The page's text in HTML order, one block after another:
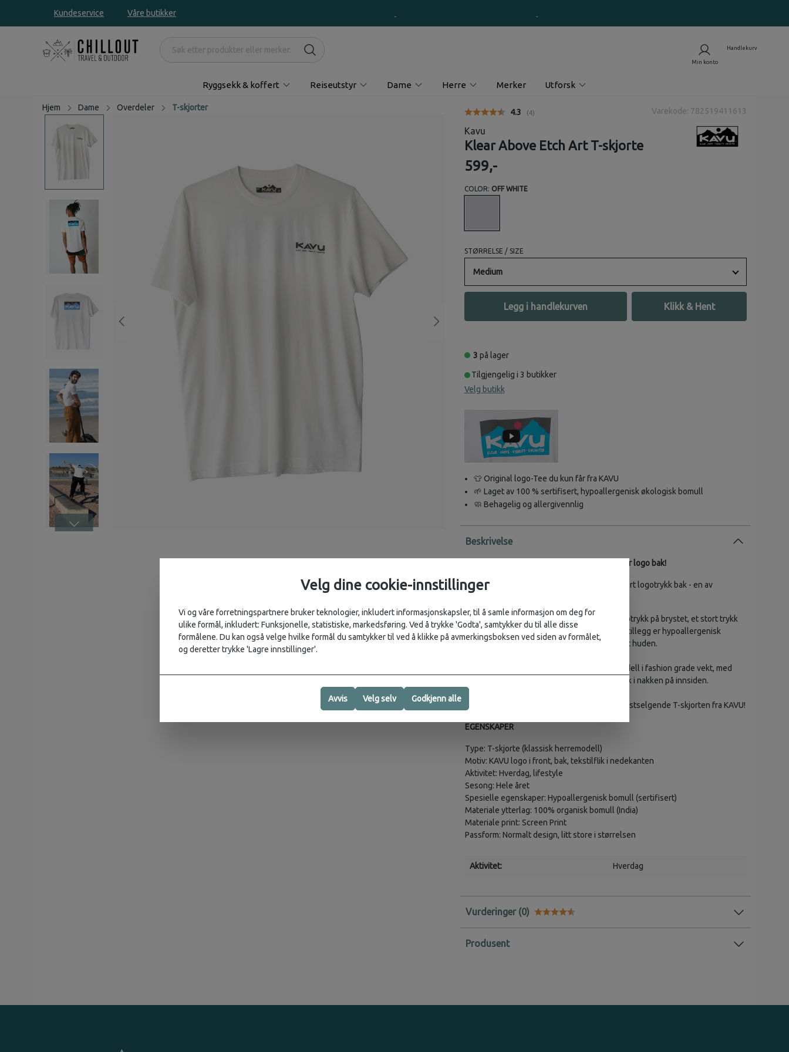
Kundeservice Våre butikker
Ryggsekk & koffert Reiseutstyr Dame Herre Merker Utforsk
Hjem Dame Overdeler T-skjorter
Gjennomsnittskarakter:
4.3 (stemmer:
4) Varekode: 782519411613
Kavu
Klear Above Etch Art T-skjorte
599,-
COLOR: OFF WHITE
STØRRELSE / SIZE
Medium
Legg i handlekurven Klikk & Hent
3 på lager
Tilgjengelig i 3 butikker
Velg butikk
👕 Original logo-Tee du kun får fra KAVU
🌱 Laget av 100 % sertifisert, hypoallergenisk økologisk bomull
🧼 Behagelig og allergivennlig
Beskrivelse
Kul T-skjorte i 100% organisk bomull med stor logo bak!
En klassisk T-skjorte i myk bomull med et stort logotrykk bak - en av
Dette er en T-skjorte i 100% bomull med logotrykk på brystet, et stort trykk
bak og en liten tekstilflik i nedekanten, som i tillegg er hypoallergenisk
sertifisert for å virke mest mulig skånsom mot huden.
T-skjorten er en klassisk crew neck herremodell i fashion grade vekt, med
solide sømmer over hele og printet merke bak i nakken på innsiden.
Gjør et ekte fashion statement med denne bestselgende T-skjorten fra KAVU!
EGENSKAPER
Type: T-skjorte (klassisk herremodell)
Motiv: KAVU logo i front, bak, tekstilflik i nedekanten
Aktivitet: Hverdag, lifestyle
Sesong: Hele året
Spesielle egenskaper: Hypoallergenisk bomull (sertifisert)
Materiale ytterlag: 100% organisk bomull (India)
Materiale print: Screen Print
Passform: Normalt design, litt store i størrelsen
Aktivitet: Hverdag
Vurderinger
Produsent
Velg dine cookie-innstillinger
Vi og våre forretningspartnere bruker teknologier, inkludert informasjonskapsler, til å samle informasjon om deg for
ulike formål, inkludert: Funksjonelle, statistiske, markedsføring. Ved å trykke 'Godta', samtykker du til alle disse
formålene. Du kan også velge hvilke formål du samtykker til ved å klikke på avmerkingsboksen ved siden av formålet,
og deretter trykke 'Lagre innstillinger'.
Avvis Velg selv Godkjenn alle